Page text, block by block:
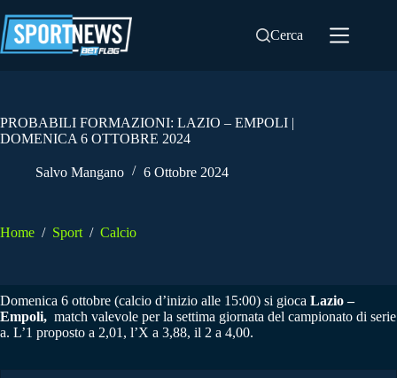
al
contenuto
Cerca
PROBABILI FORMAZIONI: LAZIO – EMPOLI |
DOMENICA 6 OTTOBRE 2024
Salvo Mangano 6 Ottobre 2024
Home / Sport / Calcio
Domenica 6 ottobre (calcio d’inizio alle 15:00) si gioca Lazio –
Empoli, match valevole per la settima giornata del campionato di serie
a. L’1 proposto a 2,01, l’X a 3,88, il 2 a 4,00.